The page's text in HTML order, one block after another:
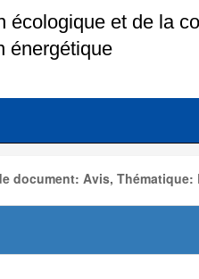
document: Avis,